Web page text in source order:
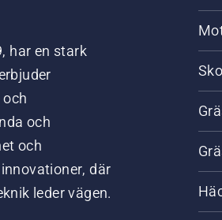
har en stark
och
och
där
leder vägen.